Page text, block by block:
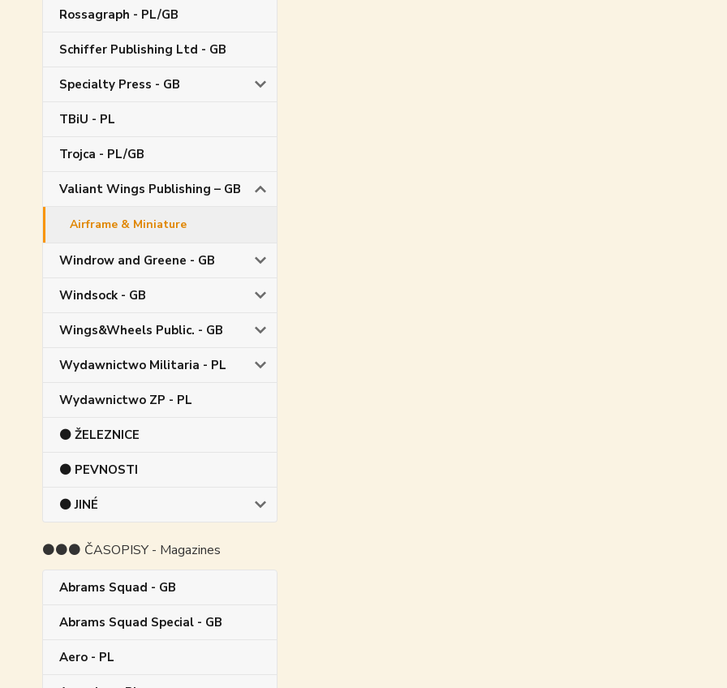
Rossagraph - PL/GB
Schiffer Publishing Ltd - GB
Specialty Press - GB
TBiU - PL
Trojca - PL/GB
Valiant Wings Publishing – GB
Airframe & Miniature
Windrow and Greene - GB
Windsock - GB
Wings&Wheels Public. - GB
Wydawnictwo Militaria - PL
Wydawnictwo ZP - PL
⚫ ŽELEZNICE
⚫ PEVNOSTI
⚫ JINÉ
⚫⚫⚫ ČASOPISY - Magazines
Abrams Squad - GB
Abrams Squad Special - GB
Aero - PL